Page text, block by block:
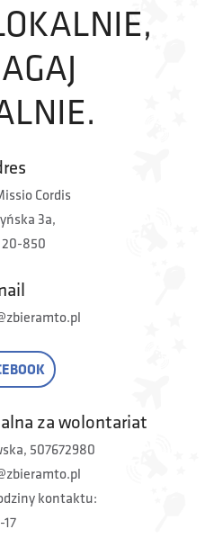
Cordis
3a,
850
za wolontariat
507672980
kontaktu:
17